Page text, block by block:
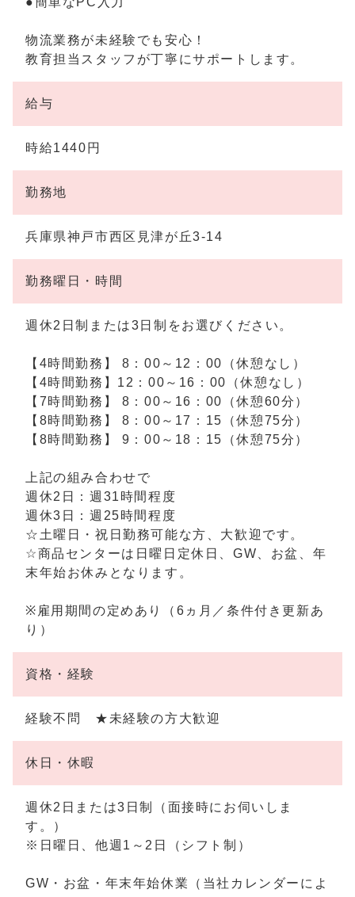
物流業務が未経験でも安心！
教育担当スタッフが丁寧にサポートします。
給与
時給1440円
勤務地
兵庫県神戸市西区見津が丘3-14
勤務曜日・時間
週休2日制または3日制をお選びください。
【4時間勤務】 8：00～12：00（休憩なし）
【4時間勤務】12：00～16：00（休憩なし）
【7時間勤務】 8：00～16：00（休憩60分）
【8時間勤務】 8：00～17：15（休憩75分）
【8時間勤務】 9：00～18：15（休憩75分）
上記の組み合わせで
週休2日：週31時間程度
週休3日：週25時間程度
☆土曜日・祝日勤務可能な方、大歓迎です。
☆商品センターは日曜日定休日、GW、お盆、年
末年始お休みとなります。
※雇用期間の定めあり（6ヵ月／条件付き更新あ
り）
資格・経験
経験不問 ★未経験の方大歓迎
休日・休暇
週休2日または3日制（面接時にお伺いしま
す。）
※日曜日、他週1～2日（シフト制）
GW・お盆・年末年始休業（当社カレンダーによ